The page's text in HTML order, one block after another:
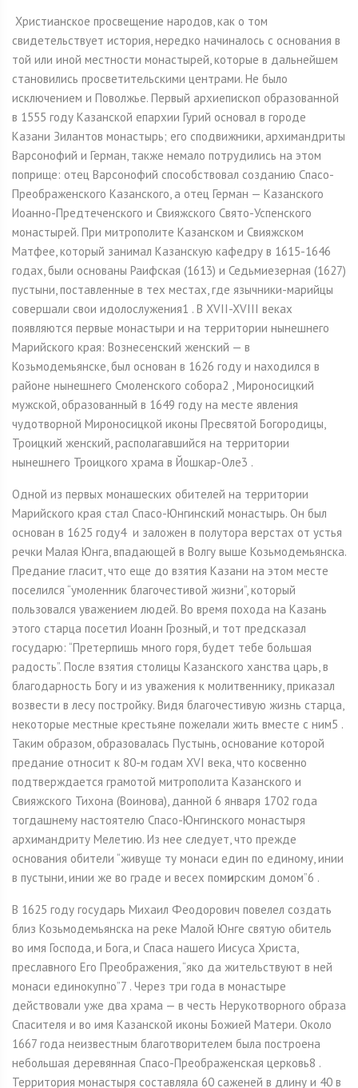
Христианское просвещение народов, как о том
свидетельствует история, нередко начиналось с основания в
той или иной местности монастырей, которые в дальнейшем
становились просветительскими центрами. Не было
исключением и Поволжье. Первый архиепископ образованной
в 1555 году Казанской епархии Гурий основал в городе
Казани Зилантов монастырь; его сподвижники, архимандриты
Варсонофий и Герман, также немало потрудились на этом
поприще: отец Варсонофий способствовал созданию Спасо-
Преображенского Казанского, а отец Герман — Казанского
Иоанно-Предтеченского и Свияжского Свято-Успенского
монастырей. При митрополите Казанском и Свияжском
Матфее, который занимал Казанскую кафедру в 1615-1646
годах, были основаны Раифская (1613) и Седьмиезерная (1627)
пустыни, поставленные в тех местах, где язычники-марийцы
совершали свои идолослужения1 . В XVII-XVIII веках
появляются первые монастыри и на территории нынешнего
Марийского края: Вознесенский женский — в
Козьмодемьянске, был основан в 1626 году и находился в
районе нынешнего Смоленского собора2 , Мироносицкий
мужской, образованный в 1649 году на месте явления
чудотворной Мироносицкой иконы Пресвятой Богородицы,
Троицкий женский, располагавшийся на территории
нынешнего Троицкого храма в Йошкар-Оле3 .
Одной из первых монашеских обителей на территории
Марийского края стал Спасо-Юнгинский монастырь. Он был
основан в 1625 году4 и заложен в полутора верстах от устья
речки Малая Юнга, впадающей в Волгу выше Козьмодемьянска.
Предание гласит, что еще до взятия Казани на этом месте
поселился “умоленник благочестивой жизни”, который
пользовался уважением людей. Во время похода на Казань
этого старца посетил Иоанн Грозный, и тот предсказал
государю: “Претерпишь много горя, будет тебе большая
радость”. После взятия столицы Казанского ханства царь, в
благодарность Богу и из уважения к молитвеннику, приказал
возвести в лесу постройку. Видя благочестивую жизнь старца,
некоторые местные крестьяне пожелали жить вместе с ним5 .
Таким образом, образовалась Пустынь, основание которой
предание относит к 80-м годам XVI века, что косвенно
подтверждается грамотой митрополита Казанского и
Свияжского Тихона (Воинова), данной 6 января 1702 года
тогдашнему настоятелю Спасо-Юнгинского монастыря
архимандриту Мелетию. Из нее следует, что прежде
основания обители “живуще ту монаси един по единому, инии
в пустыни, инии же во граде и весех помирским домом”6 .
В 1625 году государь Михаил Феодорович повелел создать
близ Козьмодемьянска на реке Малой Юнге святую обитель
во имя Господа, и Бога, и Спаса нашего Иисуса Христа,
преславного Его Преображения, “яко да жительствуют в ней
монаси единокупно”7 . Через три года в монастыре
действовали уже два храма — в честь Нерукотворного образа
Спасителя и во имя Казанской иконы Божией Матери. Около
1667 года неизвестным благотворителем была построена
небольшая деревянная Спасо-Преображенская церковь8 .
Территория монастыря составляла 60 саженей в длину и 40 в